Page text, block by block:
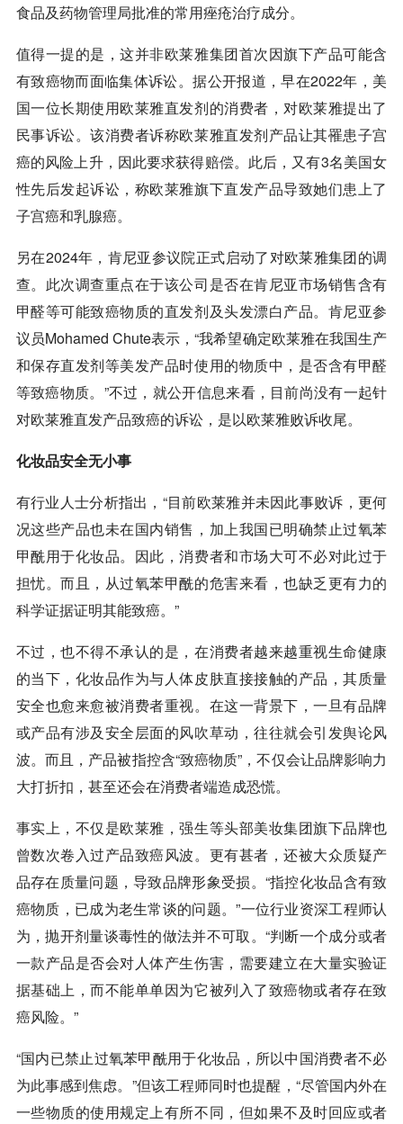
食品及药物管理局批准的常用痤疮治疗成分。
值得一提的是，这并非欧莱雅集团首次因旗下产品可能含
有致癌物而面临集体诉讼。据公开报道，早在2022年，美
国一位长期使用欧莱雅直发剂的消费者，对欧莱雅提出了
民事诉讼。该消费者诉称欧莱雅直发剂产品让其罹患子宫
癌的风险上升，因此要求获得赔偿。此后，又有3名美国女
性先后发起诉讼，称欧莱雅旗下直发产品导致她们患上了
子宫癌和乳腺癌。
另在2024年，肯尼亚参议院正式启动了对欧莱雅集团的调
查。此次调查重点在于该公司是否在肯尼亚市场销售含有
甲醛等可能致癌物质的直发剂及头发漂白产品。肯尼亚参
议员Mohamed Chute表示，“我希望确定欧莱雅在我国生产
和保存直发剂等美发产品时使用的物质中，是否含有甲醛
等致癌物质。”不过，就公开信息来看，目前尚没有一起针
对欧莱雅直发产品致癌的诉讼，是以欧莱雅败诉收尾。
化妆品安全无小事
有行业人士分析指出，“目前欧莱雅并未因此事败诉，更何
况这些产品也未在国内销售，加上我国已明确禁止过氧苯
甲酰用于化妆品。因此，消费者和市场大可不必对此过于
担忧。而且，从过氧苯甲酰的危害来看，也缺乏更有力的
科学证据证明其能致癌。”
不过，也不得不承认的是，在消费者越来越重视生命健康
的当下，化妆品作为与人体皮肤直接接触的产品，其质量
安全也愈来愈被消费者重视。在这一背景下，一旦有品牌
或产品有涉及安全层面的风吹草动，往往就会引发舆论风
波。而且，产品被指控含“致癌物质”，不仅会让品牌影响力
大打折扣，甚至还会在消费者端造成恐慌。
事实上，不仅是欧莱雅，强生等头部美妆集团旗下品牌也
曾数次卷入过产品致癌风波。更有甚者，还被大众质疑产
品存在质量问题，导致品牌形象受损。“指控化妆品含有致
癌物质，已成为老生常谈的问题。”一位行业资深工程师认
为，抛开剂量谈毒性的做法并不可取。“判断一个成分或者
一款产品是否会对人体产生伤害，需要建立在大量实验证
据基础上，而不能单单因为它被列入了致癌物或者存在致
癌风险。”
“国内已禁止过氧苯甲酰用于化妆品，所以中国消费者不必
为此事感到焦虑。”但该工程师同时也提醒，“尽管国内外在
一些物质的使用规定上有所不同，但如果不及时回应或者